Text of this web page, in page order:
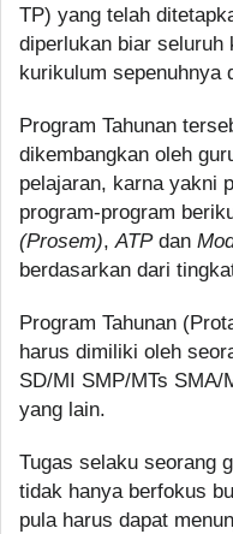
TP) yang telah
diperlukan biar seluruh
kurikulum sepenuhnya
Program Tahunan
dikembangkan oleh
pelajaran, karna yakni
program-program
(Prosem),ATPdan
berdasarkan dari
Program Tahunan
harus dimiliki oleh
SD/MI SMP/MTs SMA/
yang lain.
Tugas selaku seorang
tidak hanya berfokus
pula harus dapat